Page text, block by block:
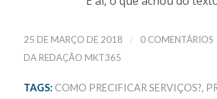
25 DE MARÇO DE 2018 / 0 COMENTÁRIOS
DA REDAÇÃO MKT365
TAGS: COMO PRECIFICAR SERVIÇOS?,